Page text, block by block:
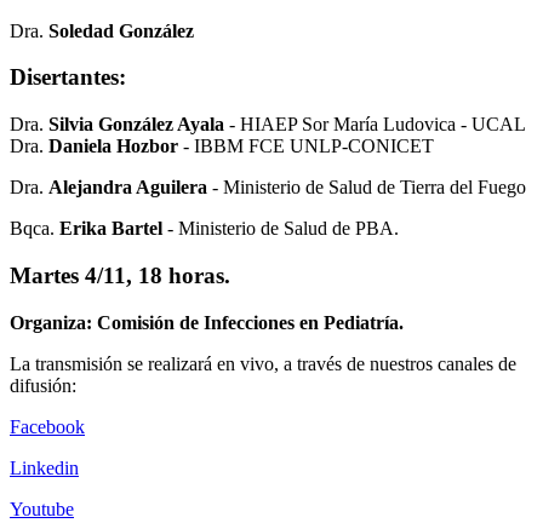
Dra. Soledad González
Disertantes:
Dra. Silvia González Ayala - HIAEP Sor María Ludovica - UCAL
Dra. Daniela Hozbor - IBBM FCE UNLP-CONICET
Dra. Alejandra Aguilera - Ministerio de Salud de Tierra del Fuego
Bqca. Erika Bartel - Ministerio de Salud de PBA.
Martes 4/11, 18 horas.
Organiza: Comisión de Infecciones en Pediatría.
La transmisión se realizará en vivo, a través de nuestros canales de
difusión:
Facebook
Linkedin
Youtube